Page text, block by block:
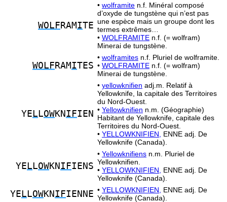
WOLF RAMITE
• wolframite n.f. Minéral composé
d’oxyde de tungstène qui n’est pas
une espèce mais un groupe dont les
termes extrêmes…
• WOLFRAMITE n.f. (= wolfram)
Minerai de tungstène.
WOLF RAMITES
• wolframites n.f. Pluriel de wolframite.
• WOLFRAMITE n.f. (= wolfram)
Minerai de tungstène.
YE L LOWKN IFIEN
• yellowknifien adj.m. Relatif à
Yellowknife, la capitale des Territoires
du Nord-Ouest.
• Yellowknifien n.m. (Géographie)
Habitant de Yellowknife, capitale des
Territoires du Nord-Ouest.
• YELLOWKNIFIEN,
ENNE adj. De
Yellowknife (Canada).
YE L LOWKN IFIENS
• Yellowknifiens n.m. Pluriel de
Yellowknifien.
• YELLOWKNIFIEN,
ENNE adj. De
Yellowknife (Canada).
YE L LOWKN IFIENNE • YELLOWKNIFIEN,
ENNE adj. De
Yellowknife (Canada).